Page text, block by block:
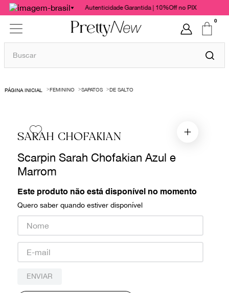
Autenticidade Garantida | 10%Off no PIX
0
Buscar
FEMININO SAPATOS DE SALTO
SARAH CHOFAKIAN
Scarpin Sarah Chofakian Azul e
Marrom
Este produto não está disponível no momento
Quero saber quando estiver disponível
ENVIAR
1º
bolsas
chanel
vestido
paula raia
burberry
prada
louis vuitton